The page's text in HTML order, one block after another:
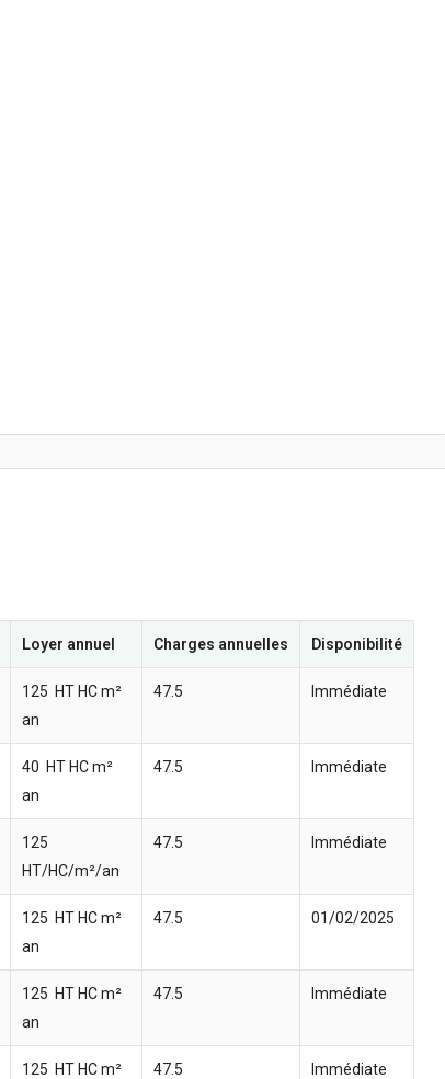
Loyer annuel Charges annuelles Disponibilité
125  HT HC m²
an
47.5  Immédiate
40  HT HC m²
an
47.5  Immédiate
125 
HT/HC/m²/an
47.5  Immédiate
125  HT HC m²
an
47.5  01/02/2025
125  HT HC m²
an
47.5  Immédiate
125  HT HC m²
47.5  Immédiate